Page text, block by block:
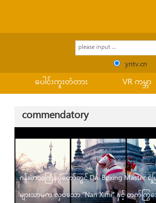
yntv.cn
ပေါင်းကူးတံတား VR ကမ္ဘာ
commendatory
ဂန်းမာသင်္ကြန်ပွဲတော်တွင် Dai Boxing Master
များသာမက လှပသော "Nan Ximi" နှင့် တက်ကြွ